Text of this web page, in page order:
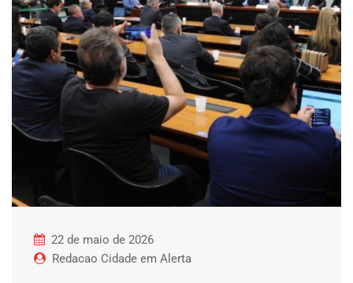
22 de maio de 2026
Redacao Cidade em Alerta